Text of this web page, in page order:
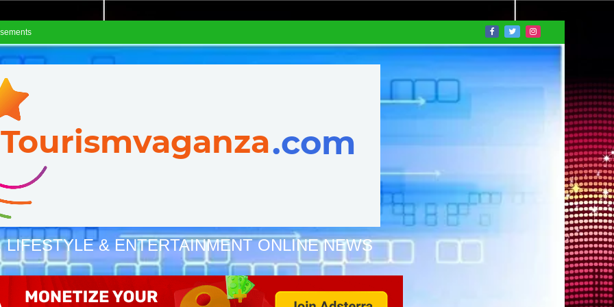
LIFESTYLE & ENTERTAINMENT ONLINE NEWS